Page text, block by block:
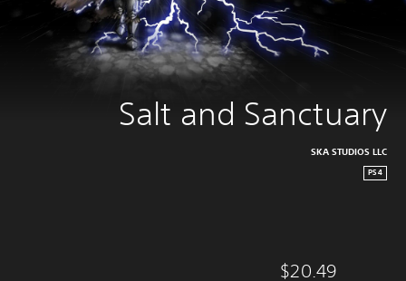
Salt and Sanctuary
SKA STUDIOS LLC
PS4
$20.49